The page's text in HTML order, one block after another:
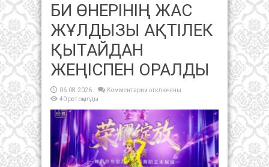
БИ ӨНЕРІНІҢ ЖАС
ЖҰЛДЫЗЫ АҚТІЛЕК
ҚЫТАЙДАН
ЖЕҢІСПЕН ОРАЛДЫ
06.08.2026 Комментарии к
ӨНЕРІНІҢ
ЖАС
ЖҰЛДЫЗЫ
АҚТІЛЕК
ҚЫТАЙДАН
ЖЕҢІСПЕН
ОРАЛДЫ
отключены
40 рет оқылды